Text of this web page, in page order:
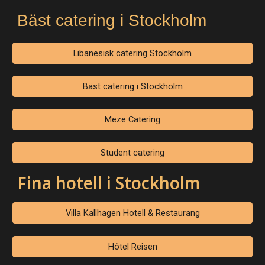
Bäst catering i Stockholm
Libanesisk catering Stockholm
Bäst catering i Stockholm
Meze Catering
Student catering
Fina hotell i Stockholm
Villa Kallhagen Hotell & Restaurang
Hôtel Reisen